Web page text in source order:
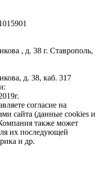
, д. 38 г. Ставрополь,
д. 38, каб. 317
согласие на
сайта (данные cookies и
также может
их последующей
и др.